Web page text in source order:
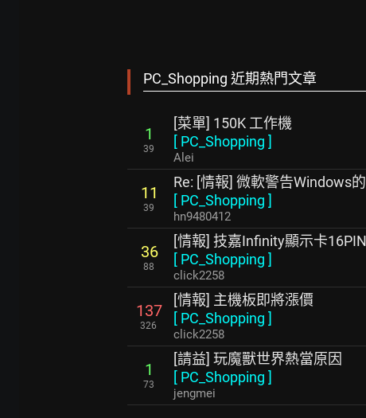
PC_Shopping 近期熱門文章
1
39
[菜單] 150K 工作機
[ PC_Shopping ]
Alei
11
39
Re: [情報] 微軟警告Windows
[ PC_Shopping ]
hn9480412
36
88
[情報] 技嘉Infinity顯示卡
[ PC_Shopping ]
click2258
137
326
[情報] 主機板即將漲價
[ PC_Shopping ]
click2258
1
73
[請益] 玩魔獸世界熱當原因
[ PC_Shopping ]
jengmei